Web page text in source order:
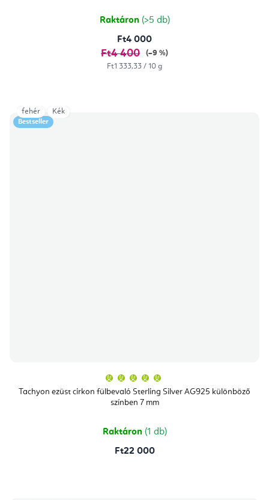
Raktáron (>5 db)
Ft4 000
Ft4 400
(–9 %)
Egységár:
Ft1 333,33 / 10 g
Bestseller
Tachyon ezüst cirkon fülbevaló Sterling Silver AG925 különböző
színben 7 mm
átlagos
értékelése
csillag.
Raktáron (1 db)
Ft22 000
fehér Kék